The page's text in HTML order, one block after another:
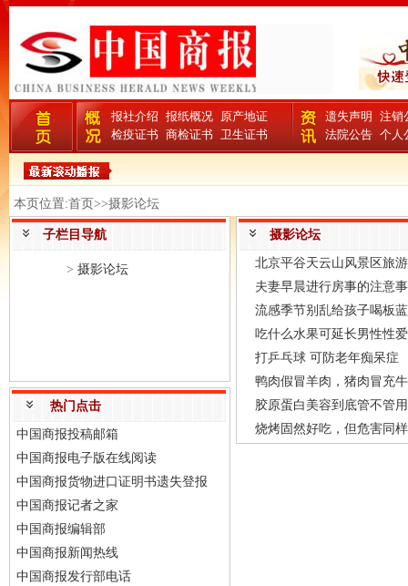
报社介绍 报纸概况 原产地证
检疫证书 商检证书 卫生证书
遗失声明
注销
法院公告 个人
本页位置:首页>>摄影论坛
子栏目导航
> 摄影论坛
热门点击
中国商报投稿邮箱
中国商报电子版在线阅读
中国商报货物进口证明书遗失登报
中国商报记者之家
中国商报编辑部
中国商报新闻热线
中国商报发行部电话
摄影论坛
北京平谷天云山风景区旅
夫妻早晨进行房事的注意
流感季节别乱给孩子喝板
吃什么水果可延长男性性
打乒乓球 可防老年痴呆症
鸭肉假冒羊肉，猪肉冒充
胶原蛋白美容到底管不管
烧烤固然好吃，但危害同